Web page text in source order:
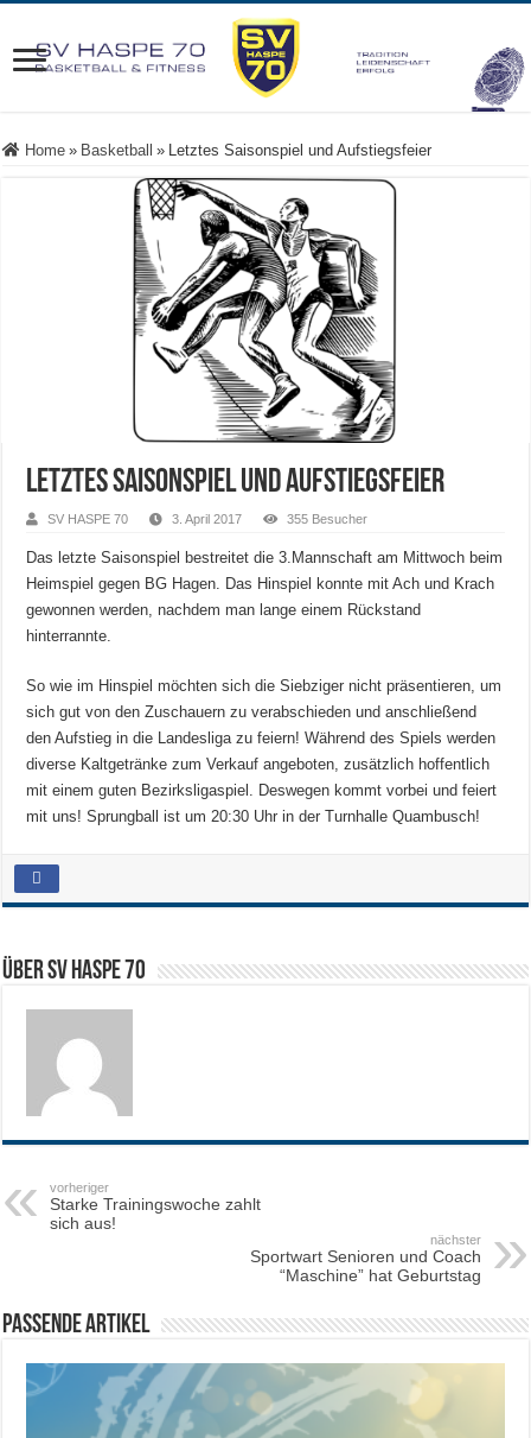
Home » Basketball » Letztes Saisonspiel und Aufstiegsfeier
Letztes Saisonspiel und Aufstiegsfeier
SV HASPE 70 3. April 2017 355 Besucher
Das letzte Saisonspiel bestreitet die 3.Mannschaft am Mittwoch beim
Heimspiel gegen BG Hagen. Das Hinspiel konnte mit Ach und Krach
gewonnen werden, nachdem man lange einem Rückstand
hinterrannte.
So wie im Hinspiel möchten sich die Siebziger nicht präsentieren, um
sich gut von den Zuschauern zu verabschieden und anschließend
den Aufstieg in die Landesliga zu feiern! Während des Spiels werden
diverse Kaltgetränke zum Verkauf angeboten, zusätzlich hoffentlich
mit einem guten Bezirksligaspiel. Deswegen kommt vorbei und feiert
mit uns! Sprungball ist um 20:30 Uhr in der Turnhalle Quambusch!
Über SV HASPE 70
vorheriger
Starke Trainingswoche zahlt
sich aus!
nächster
Sportwart Senioren und Coach
“Maschine” hat Geburtstag
Passende Artikel